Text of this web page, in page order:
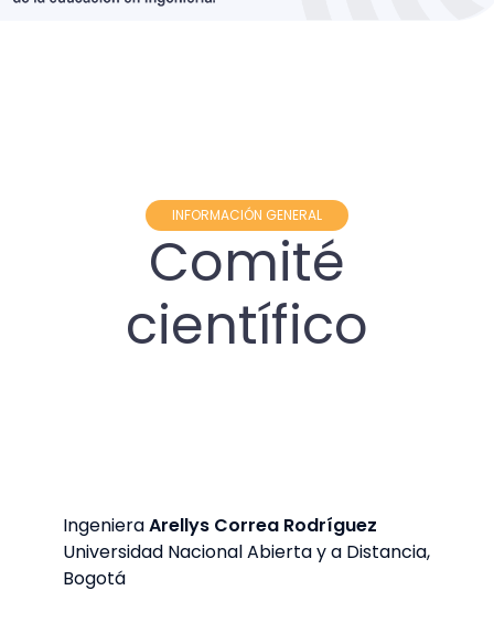
INFORMACIÓN GENERAL
Comité
científico
IngenieraArellys Correa Rodríguez
Universidad Nacional Abierta y a Distancia,
Bogotá